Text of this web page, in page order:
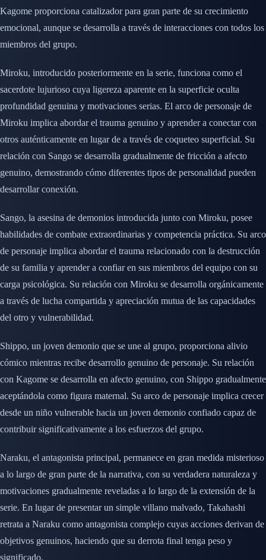
Kagome proporciona catalizador para gran parte de su crecimiento
emocional, aunque se desarrolla a través de interacciones con todos los
miembros del grupo.
Miroku, introducido posteriormente en la serie, funciona como el
sacerdote lujurioso cuya ligereza aparente en la superficie oculta
profundidad genuina y motivaciones serias. El arco de personaje de
Miroku implica abordar el trauma genuino y aprender a conectar con
otros auténticamente en lugar de a través de coqueteo superficial. Su
relación con Sango se desarrolla gradualmente de fricción a afecto
genuino, demostrando cómo diferentes tipos de personalidad pueden
desarrollar conexión.
Sango, la asesina de demonios introducida junto con Miroku, posee
habilidades de combate extraordinarias y competencia práctica. Su arco
de personaje implica abordar el trauma relacionado con la destrucción
de su familia y aprender a confiar en sus miembros del equipo con su
carga psicológica. Su relación con Miroku se desarrolla orgánicamente
a través de lucha compartida y apreciación mutua de las capacidades
del otro y vulnerabilidad.
Shippo, un joven demonio que se une al grupo, proporciona alivio
cómico mientras recibe desarrollo genuino de personaje. Su relación
con Kagome se desarrolla en afecto genuino, con Shippo gradualmente
aceptándola como figura maternal. Su arco de personaje implica crecer
desde un niño vulnerable hacia un joven demonio confiado capaz de
contribuir significativamente a los esfuerzos del grupo.
Naraku, el antagonista principal, permanece en gran medida misterioso
a lo largo de gran parte de la narrativa, con su verdadera naturaleza y
motivaciones gradualmente reveladas a lo largo de la extensión de la
serie. En lugar de presentar un simple villano malvado, Takahashi
retrata a Naraku como antagonista complejo cuyas acciones derivan de
objetivos genuinos, haciendo que su derrota final tenga peso y
significado.